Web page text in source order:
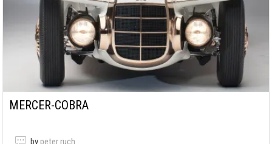
MERCER-COBRA
by peter ruch